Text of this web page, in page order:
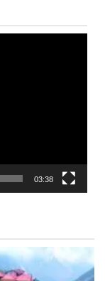
03:38